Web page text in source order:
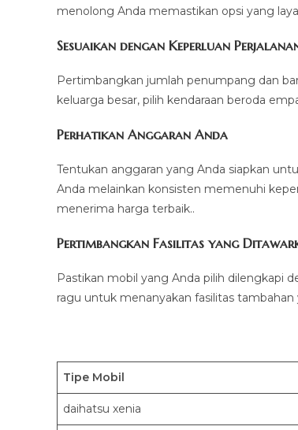
menolong Anda memastikan opsi yang
Sesuaikan dengan Keperluan
Pertimbangkan jumlah penumpang dan
keluarga besar, pilih kendaraan beroda
Perhatikan Anggaran Anda
Tentukan anggaran yang Anda siapkan
Anda melainkan konsisten memenuhi
menerima harga terbaik..
Pertimbangkan Fasilitas yang
Pastikan mobil yang Anda pilih dilengkapi
ragu untuk menanyakan fasilitas
Tipe Mobil
daihatsu xenia